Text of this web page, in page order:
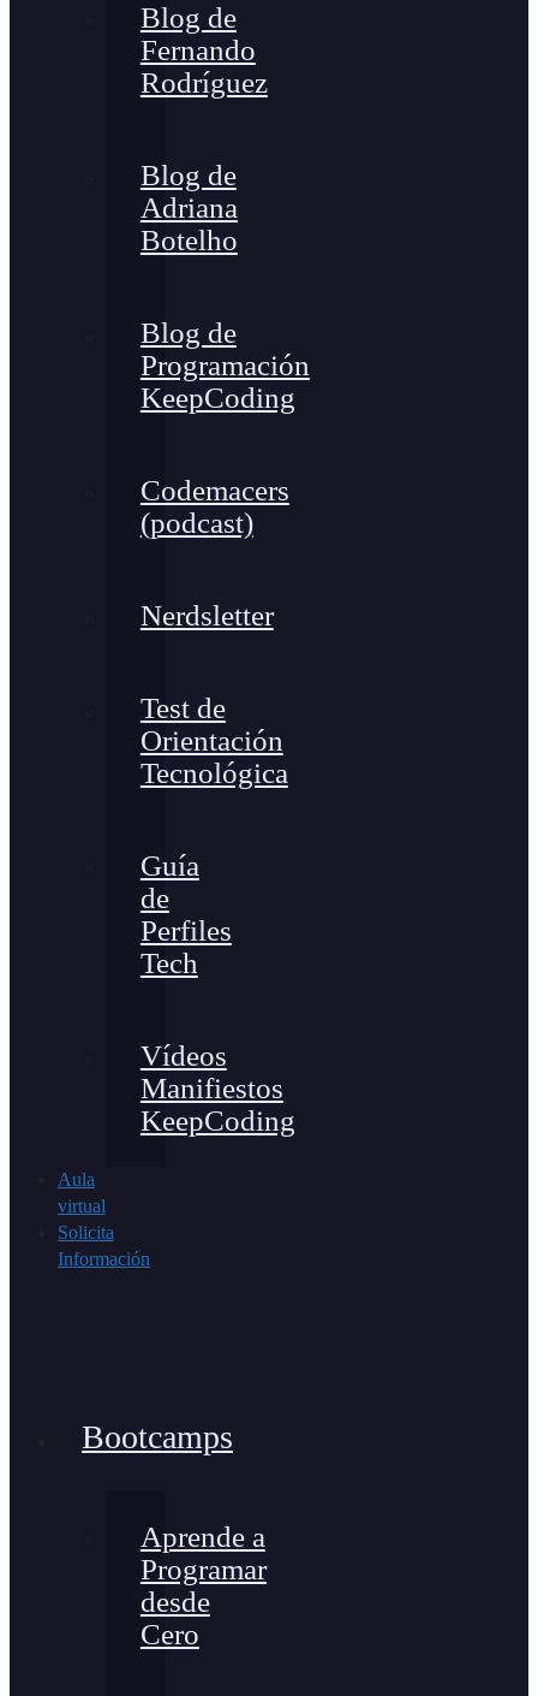
Blog de
Fernando
Rodríguez
Blog de
Adriana
Botelho
Blog de
Programación
KeepCoding
Codemacers
(podcast)
Nerdsletter
Test de
Orientación
Tecnológica
Guía
de
Perfiles
Tech
Vídeos
Manifiestos
KeepCoding
Aula
virtual
Solicita
Información
Bootcamps
Aprende a
Programar
desde
Cero